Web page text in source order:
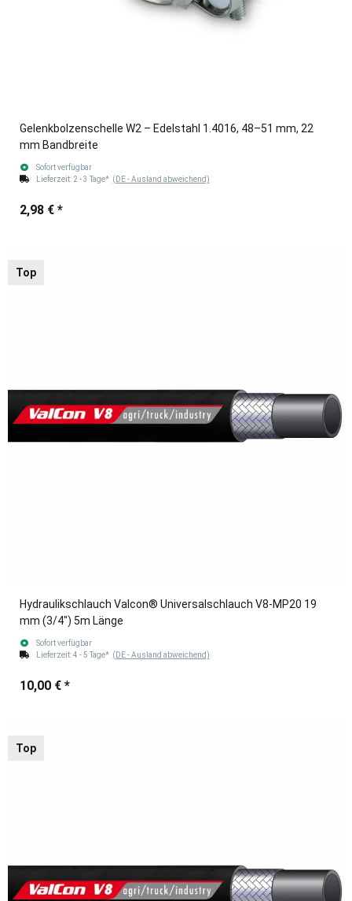
Gelenkbolzenschelle W2 – Edelstahl 1.4016, 48–51 mm, 22
mm Bandbreite
Sofort verfügbar
Lieferzeit: 2 - 3 Tage* (DE - Ausland abweichend)
2,98 € *
Top
Hydraulikschlauch Valcon® Universalschlauch V8-MP20 19
mm (3/4") 5m Länge
Sofort verfügbar
Lieferzeit:4 - 5 Tage* (DE - Ausland abweichend)
10,00 € *
Top